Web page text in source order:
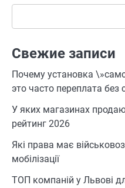
Свежие записи
Почему установка
это часто переплата без
У яких магазинах
рейтинг 2026
Які права має
мобілізації
ТОП компаній у Львові